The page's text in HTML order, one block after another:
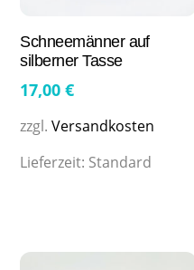
Schneemänner auf
silberner Tasse
17,00€
zzgl.Versandkosten
Lieferzeit: Standard